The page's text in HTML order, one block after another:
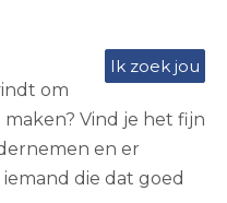
Ik zoek jou
om
Vind je het fijn
en er
die dat goed